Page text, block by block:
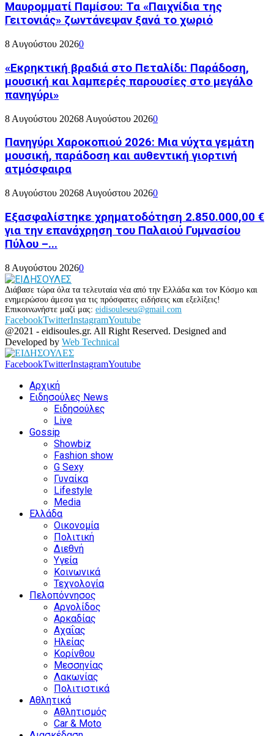
Μαυρομματί Παμίσου: Τα «Παιχνίδια της
Γειτονιάς» ζωντάνεψαν ξανά το χωριό
8 Αυγούστου 20260
«Εκρηκτική βραδιά στο Πεταλίδι: Παράδοση,
μουσική και λαμπερές παρουσίες στο μεγάλο
πανηγύρι»
8 Αυγούστου 20268 Αυγούστου 20260
Πανηγύρι Χαροκοπιού 2026: Μια νύχτα γεμάτη
μουσική, παράδοση και αυθεντική γιορτινή
ατμόσφαιρα
8 Αυγούστου 20268 Αυγούστου 20260
Εξασφαλίστηκε χρηματοδότηση 2.850.000,00 €
για την επανάχρηση του Παλαιού Γυμνασίου
Πύλου –...
8 Αυγούστου 20260
Διάβασε τώρα όλα τα τελευταία νέα από την Ελλάδα και τον Κόσμο και
ενημερώσου άμεσα για τις πρόσφατες ειδήσεις και εξελίξεις!
Επικοινωνήστε μαζί μας: eidisouleseu@gmail.com
FacebookTwitterInstagramYoutube
@2021 - eidisoules.gr. All Right Reserved. Designed and
Developed by Web Technical
FacebookTwitterInstagramYoutube
Αρχική
Ειδησούλες News
Ειδησούλες
Live
Gossip
Showbiz
Fashion show
G Sexy
Γυναίκα
Lifestyle
Media
Ελλάδα
Οικονομία
Πολιτική
Διεθνή
Υγεία
Κοινωνικά
Τεχνολογία
Πελοπόννησος
Αργολίδος
Αρκαδίας
Αχαΐας
Ηλείας
Κορίνθου
Μεσσηνίας
Λακωνίας
Πολιτιστικά
Αθλητικά
Αθλητισμός
Car & Moto